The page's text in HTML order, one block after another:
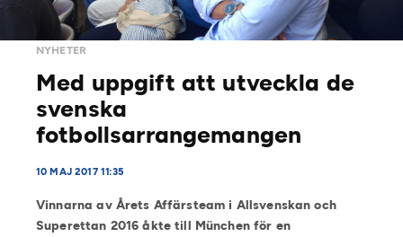
NYHETER
Med uppgift att utveckla de
svenska
fotbollsarrangemangen
10 MAJ 2017 11:35
Vinnarna av Årets Affärsteam i Allsvenskan och
Superettan 2016 åkte till München för en